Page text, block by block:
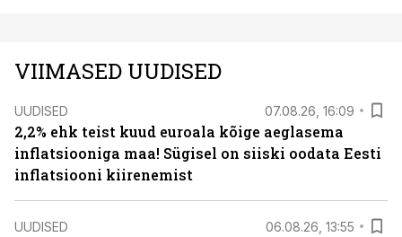
VIIMASED UUDISED
UUDISED 07.08.26, 16:09
2,2% ehk teist kuud euroala kõige aeglasema
inflatsiooniga maa! Sügisel on siiski oodata Eesti
inflatsiooni kiirenemist
UUDISED 06.08.26, 13:55